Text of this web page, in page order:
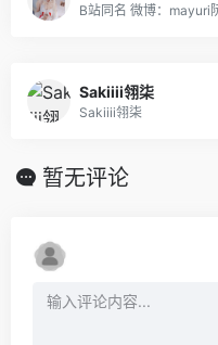
B站同名 微博：mayuri
Sakiiii翎柒
Sakiiii翎柒
暂无评论